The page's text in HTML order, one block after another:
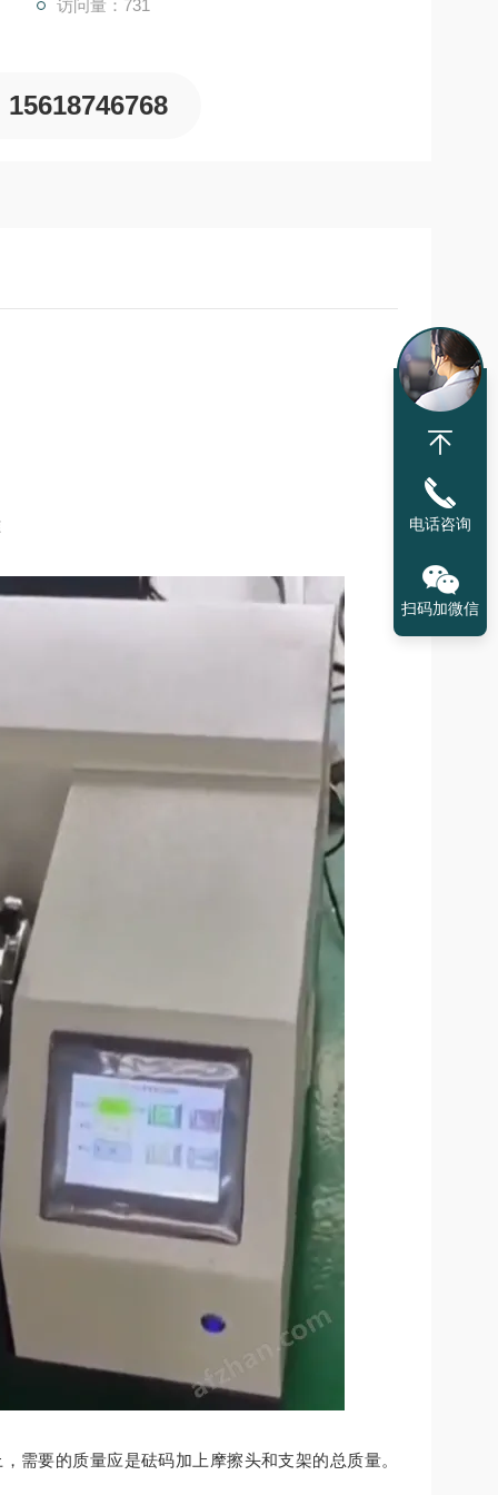
访问量：731
15618746768
需要的质量应是砝码加上摩擦头和支架的总质量。
电话咨询
扫码加微信